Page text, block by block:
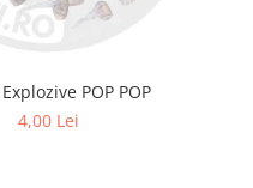
POP POP
4,00 Lei